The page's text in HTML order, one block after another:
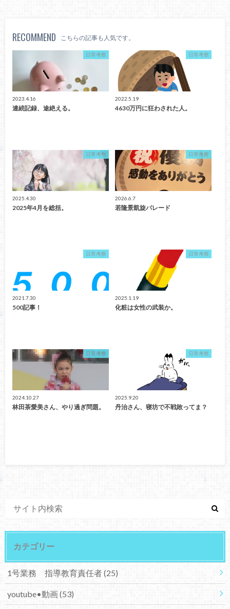
RECOMMEND こちらの記事も人気です。
日常考察
2023.4.16
連続記録、途絶える。
日常考察
2022.5.19
4630万円に狂わされた人。
日常考察
2025.4.30
2025年4月を総括。
日常考察
2026.6.7
若隆景凱旋パレード
日常考察
2021.7.30
500記事！
日常考察
2025.1.19
化粧は女性の武装か。
日常考察
2024.10.27
林田茶愛美さん、やり過ぎ問題。
日常考察
2025.9.20
丹治さん、寝坊で不戦敗ってま？
カテゴリー
1号業務 指導教育責任者(25)
youtube•動画(53)